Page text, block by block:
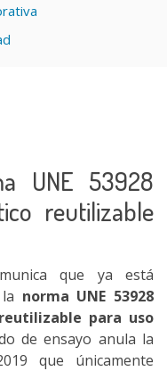
UNE 53928
reutilizable
que ya está
norma UNE 53928
para uso
de ensayo anula la
que únicamente